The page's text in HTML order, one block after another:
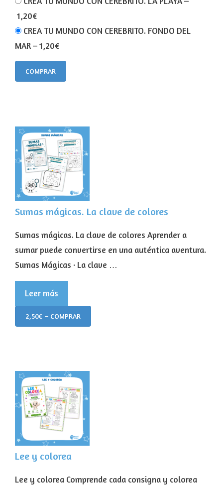
1,20€
CREA TU MUNDO CON CEREBRITO. FONDO DEL
MAR–1,20€
COMPRAR
Sumas mágicas. La clave de colores
Sumas mágicas. La clave de colores Aprender a
sumar puede convertirse en una auténtica aventura.
Sumas Mágicas · La clave …
Leer más
2,50€ – COMPRAR
Lee y colorea
Lee y colorea Comprende cada consigna y colorea